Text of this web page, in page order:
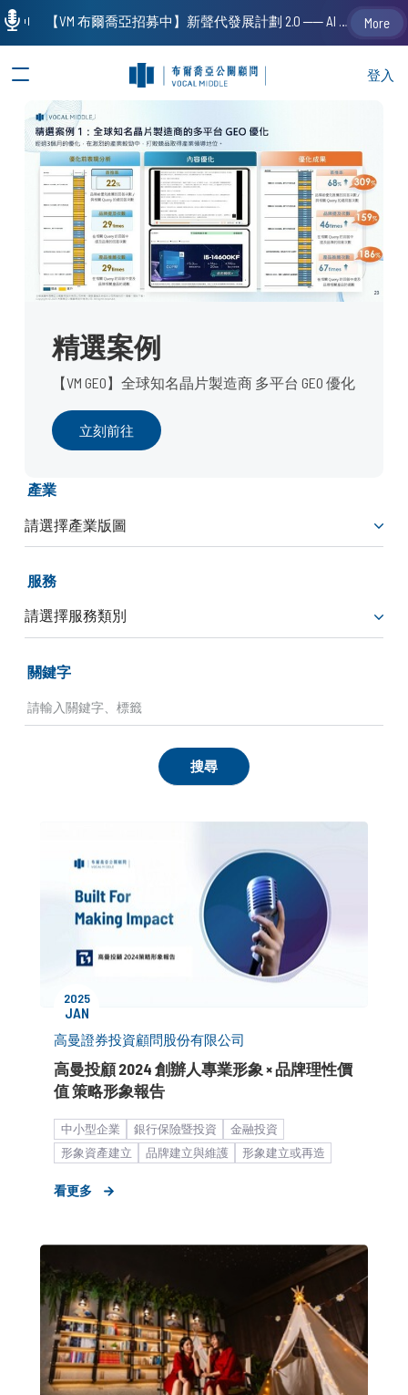
登入
精選案例
【VM GEO】全球知名晶片製造商 多平台 GEO 優化
立刻前往
產業
服務
關鍵字
2025
JAN
高曼證券投資顧問股份有限公司
高曼投顧 2024 創辦人專業形象 × 品牌理性價
值 策略形象報告
中小型企業 銀行保險暨投資
金融投資
形象資產建立
品牌建立與維護
形象建立或再造
金融暨財經服務
看更多
【VM 布爾喬亞招募中】新聲代發展計劃 2.0 ── AI PR 人才加速養成計劃（歡迎「應屆畢業生」、「一年以下相關 / 三年以下非相關經驗工作者」申請加入） More